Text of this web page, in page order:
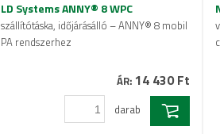
LD Systems ANNY® 8 WPC
szállítótáska, időjárásálló – ANNY® 8 mobil
PA rendszerhez
ÁR: 14 430 Ft
darab